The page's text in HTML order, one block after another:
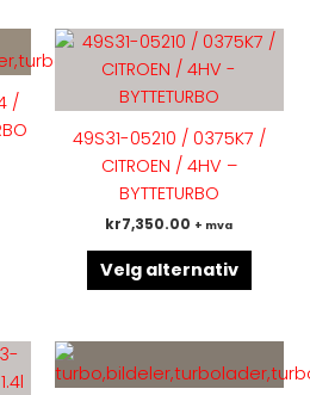
/
har
varianter.
Alternativene
produktsiden
49S31-05210 / 0375K7 /
CITROEN / 4HV –
BYTTETURBO
kr7,350.00 + mva
Velg alternativ
Dette
flere
Dette
produktet